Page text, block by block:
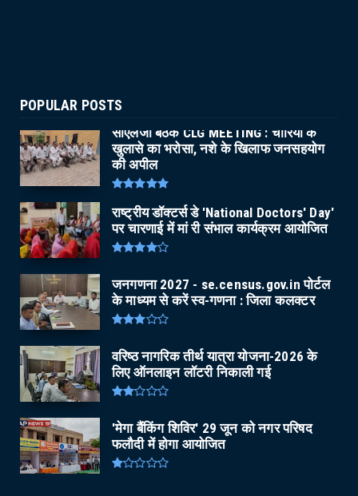
POPULAR POSTS
सीएलजी बैठक CLG MEETING : चोरियों के
खुलासे का भरोसा, नशे के खिलाफ जनसहयोग
की अपील
राष्ट्रीय डॉक्टर्स डे 'National Doctors' Day'
पर चारणाई में मां री संभाल कार्यक्रम आयोजित
जनगणना 2027 - se.census.gov.in पोर्टल
के माध्यम से करें स्व-गणना : जिला कलक्टर
वरिष्ठ नागरिक तीर्थ यात्रा योजना-2026 के
लिए ऑनलाइन लॉटरी निकाली गई
'मेगा बैंकिंग शिविर' 29 जून को नगर परिषद
फलौदी में होगा आयोजित